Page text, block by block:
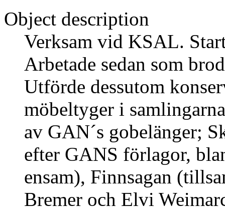
Object description
Verksam vid KSAL.
Arbetade sedan som
Utförde dessutom
möbeltyger i
av GAN´s gobelänger;
efter GANS förlagor,
ensam), Finnsagan
Bremer och Elvi